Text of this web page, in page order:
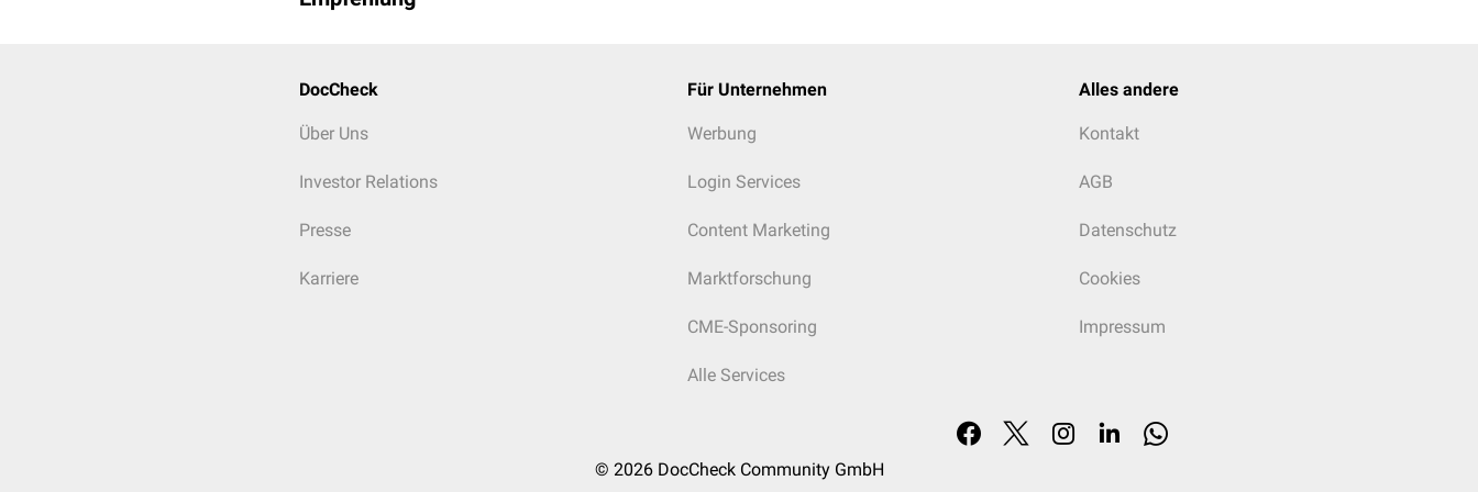
DocCheck
Über Uns
Investor Relations
Presse
Karriere
Für Unternehmen
Werbung
Login Services
Content Marketing
Marktforschung
CME-Sponsoring
Alle Services
Alles andere
Kontakt
AGB
Datenschutz
Cookies
Impressum
© 2026 DocCheck Community GmbH